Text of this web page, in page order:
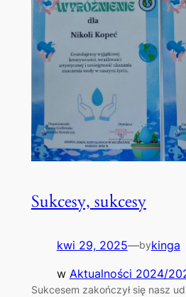
Sukcesy, sukcesy
kwi 29, 2025—bykinga
w Aktualności 2024/
Sukcesem zakończył się nasz